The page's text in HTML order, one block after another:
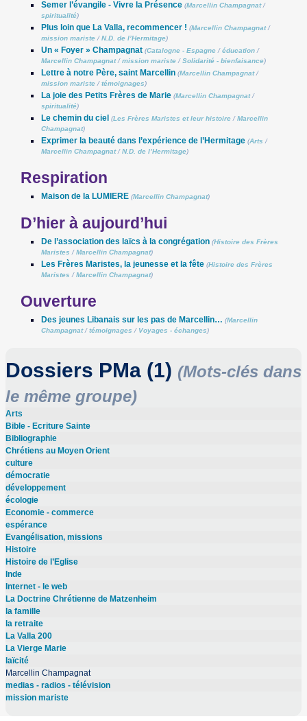
Semer l’évangile - Vivre la Présence (Marcellin Champagnat/
spiritualité)
Plus loin que La Valla, recommencer ! (Marcellin Champagnat/
mission mariste /N.D. de l’Hermitage)
Un « Foyer » Champagnat (Catalogne - Espagne /éducation /
Marcellin Champagnat/mission mariste /Solidarité - bienfaisance)
Lettre à notre Père, saint Marcellin (Marcellin Champagnat/
mission mariste /témoignages)
La joie des Petits Frères de Marie (Marcellin Champagnat/
spiritualité)
Le chemin du ciel (Les Frères Maristes et leur histoire /Marcellin
Champagnat)
Exprimer la beauté dans l’expérience de l’Hermitage (Arts /
Marcellin Champagnat/N.D. de l’Hermitage)
Respiration
Maison de la LUMIERE (Marcellin Champagnat)
D’hier à aujourd’hui
De l’association des laïcs à la congrégation (Histoire des Frères
Maristes /Marcellin Champagnat)
Les Frères Maristes, la jeunesse et la fête (Histoire des Frères
Maristes /Marcellin Champagnat)
Ouverture
Des jeunes Libanais sur les pas de Marcellin… (Marcellin
Champagnat/témoignages / Voyages - échanges)
Dossiers PMa (1) (Mots-clés dans
le même groupe)
Arts
Bible - Ecriture Sainte
Bibliographie
Chrétiens au Moyen Orient
culture
démocratie
développement
écologie
Economie - commerce
espérance
Evangélisation, missions
Histoire
Histoire de l’Eglise
Inde
Internet - le web
La Doctrine Chrétienne de Matzenheim
la famille
la retraite
La Valla 200
La Vierge Marie
laïcité
Marcellin Champagnat
medias - radios - télévision
mission mariste